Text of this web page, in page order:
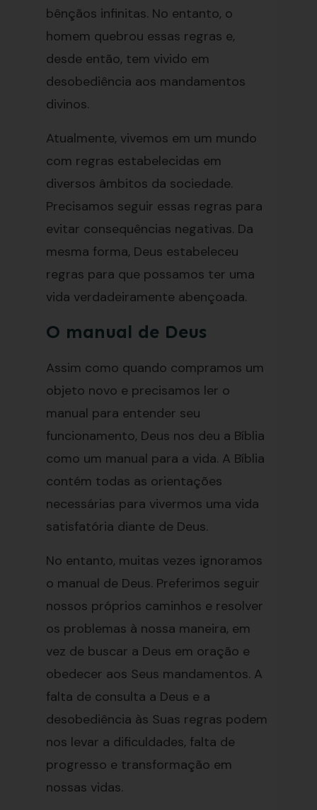
bênçãos infinitas. No entanto, o
homem quebrou essas regras e,
desde então, tem vivido em
desobediência aos mandamentos
divinos.
Atualmente, vivemos em um mundo
com regras estabelecidas em
diversos âmbitos da sociedade.
Precisamos seguir essas regras para
evitar consequências negativas. Da
mesma forma, Deus estabeleceu
regras para que possamos ter uma
vida verdadeiramente abençoada.
O manual de Deus
Assim como quando compramos um
objeto novo e precisamos ler o
manual para entender seu
funcionamento, Deus nos deu a Bíblia
como um manual para a vida. A Bíblia
contém todas as orientações
necessárias para vivermos uma vida
satisfatória diante de Deus.
No entanto, muitas vezes ignoramos
o manual de Deus. Preferimos seguir
nossos próprios caminhos e resolver
os problemas à nossa maneira, em
vez de buscar a Deus em oração e
obedecer aos Seus mandamentos. A
falta de consulta a Deus e a
desobediência às Suas regras podem
nos levar a dificuldades, falta de
progresso e transformação em
nossas vidas.